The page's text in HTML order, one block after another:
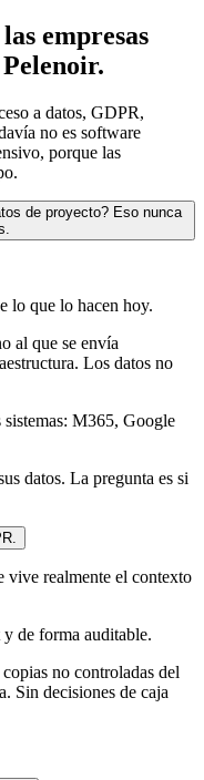
empresas
a datos, GDPR,
no es software
porque las
de proyecto? Eso nunca
lo que lo hacen hoy.
al que se envía
Los datos no
M365, Google
datos. La pregunta es si
vive realmente el contexto
de forma auditable.
no controladas del
Sin decisiones de caja